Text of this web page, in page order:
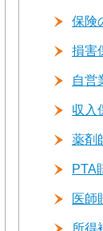
保険
損害
自営
収入
薬剤
PTA
医師